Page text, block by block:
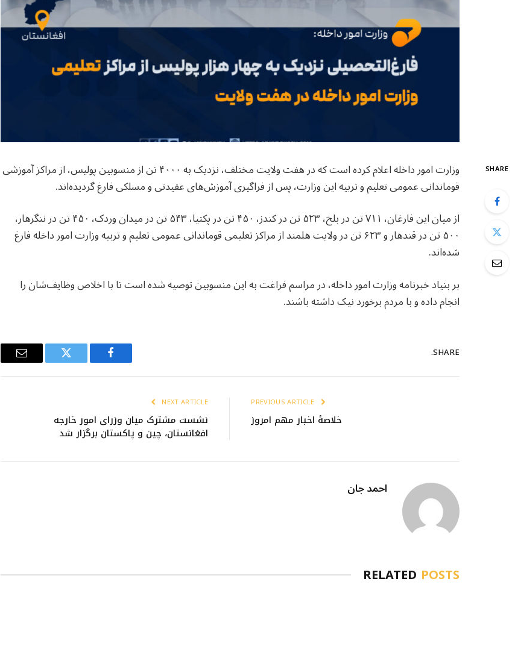
SHARE
وزارت امور داخله اعلام کرده است که در هفت ولایت مختلف، نزدیک به ۴۰۰۰ تن از منسوبین پولیس، از مراکز آموزشی
قوماندانی عمومی تعلیم و تربیه این وزارت، پس از فراگیری آموزش‌های عقیدتی و مسلکی فارغ گردیده‌اند.
از میان این فارغان، ۷۱۱ تن در بلخ، ۵۲۳ تن در کندز، ۴۵۰ تن در پکتیا، ۵۴۳ تن در میدان وردک، ۴۵۰ تن در ننگرهار،
۵۰۰ تن در قندهار و ۶۲۳ تن در ولایت هلمند از مراکز تعلیمی قوماندانی عمومی تعلیم و تربیه وزارت امور داخله فارغ
شده‌اند.
بر بنیاد خبرنامه وزارت امور داخله، در مراسم فراغت به این منسوبین توصیه شده است تا با اخلاص وظایف‌شان را
انجام داده و با مردم برخورد نیک داشته باشند.
SHARE.
Facebook
Twitter
Email
خلاصۀ اخبار مهم امروز
NEXT ARTICLE
نشست مشترک میان وزرای امور خارجه
افغانستان، چین و پاکستان برگزار شد
احمد جان
RELATED POSTS